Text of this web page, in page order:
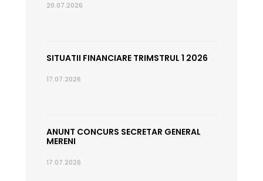
20.07.2026
SITUATII FINANCIARE TRIMSTRUL 1 2026
17.07.2026
ANUNT CONCURS SECRETAR GENERAL
MERENI
17.07.2026